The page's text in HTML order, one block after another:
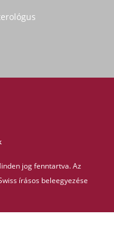
jog fenntartva. Az
írásos beleegyezése